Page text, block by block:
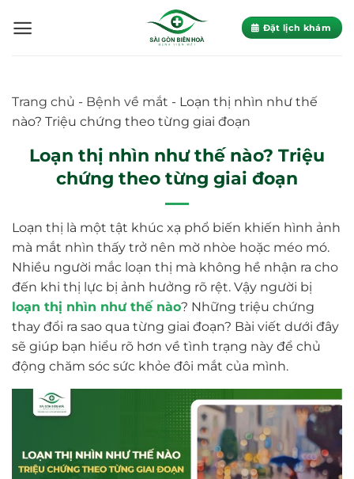
Đặt lịch khám
Trang chủ - Bệnh về mắt - Loạn thị nhìn như thế
nào? Triệu chứng theo từng giai đoạn
Loạn thị nhìn như thế nào? Triệu
chứng theo từng giai đoạn
Loạn thị là một tật khúc xạ phổ biến khiến hình ảnh
mà mắt nhìn thấy trở nên mờ nhòe hoặc méo mó.
Nhiều người mắc loạn thị mà không hề nhận ra cho
đến khi thị lực bị ảnh hưởng rõ rệt. Vậy người bị
loạn thị nhìn như thế nào? Những triệu chứng
thay đổi ra sao qua từng giai đoạn? Bài viết dưới đây
sẽ giúp bạn hiểu rõ hơn về tình trạng này để chủ
động chăm sóc sức khỏe đôi mắt của mình.